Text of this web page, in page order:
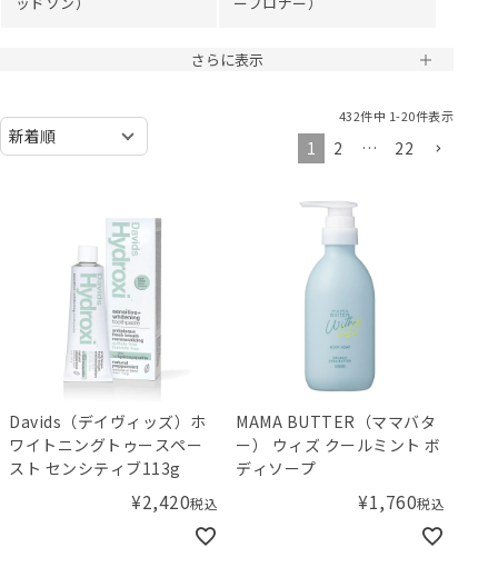
さらに表示
432件中 1-20件表示
1 2 … 22
Davids（デイヴィッズ）ホ
ワイトニングトゥースペー
スト センシティブ113g
¥2,420税込
MAMA BUTTER（ママバタ
ー） ウィズ クールミント ボ
ディソープ
¥1,760税込